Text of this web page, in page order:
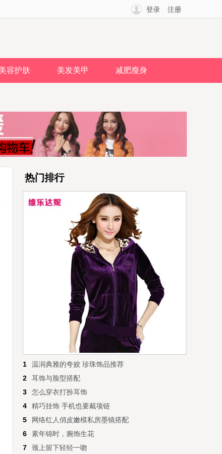
登录 注册
容护肤 美发美甲 减肥瘦身
热门排行
1
温润典雅的夸姣 珍珠饰品推荐
2
耳饰与脸型搭配
3
怎么穿衣打扮耳饰
4
精巧挂饰 手机也要戴项链
5
网络红人俏皮嫩模私房墨镜搭配
6
素年锦时，腕饰生花
7
颈上留下轻轻一吻